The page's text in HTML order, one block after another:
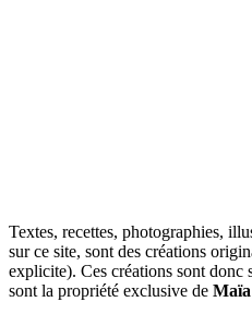
Textes, recettes, photographies,
sur ce site, sont des créations
explicite). Ces créations sont donc
sont la propriété exclusive de